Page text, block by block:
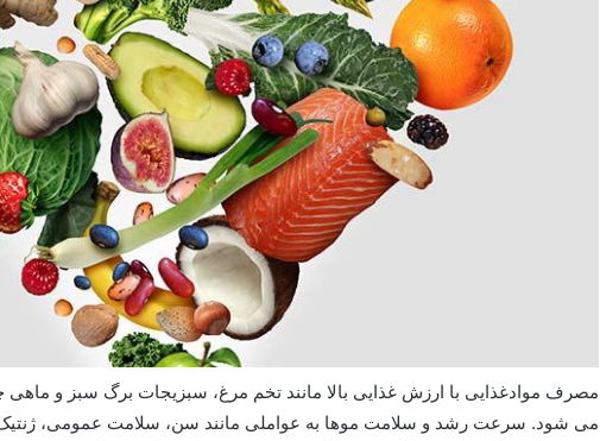
مصرف موادغذایی با ارزش غذایی بالا مانند تخم مرغ، سبزیجات برگ سبز و
می شود. سرعت رشد و سلامت موها به عواملی مانند سن، سلامت عمومی،